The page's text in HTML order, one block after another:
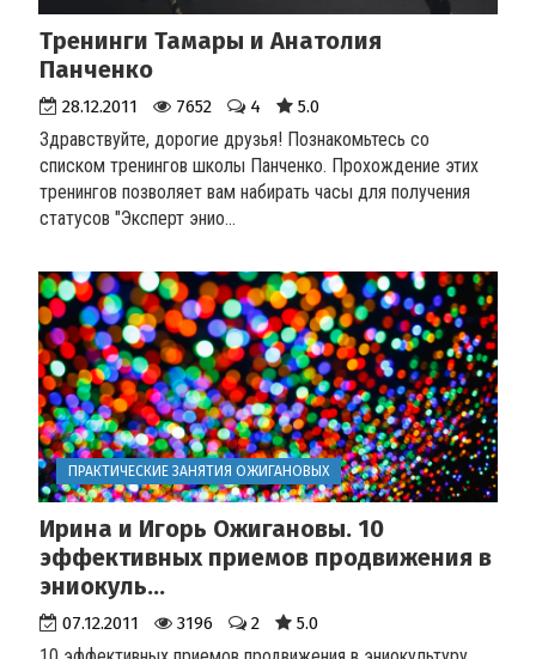
Тренинги Тамары и Анатолия
Панченко
28.12.2011 7652 4 5.0
Здравствуйте, дорогие друзья! Познакомьтесь со
списком тренингов школы Панченко. Прохождение этих
тренингов позволяет вам набирать часы для получения
статусов "Эксперт энио...
ПРАКТИЧЕСКИЕ ЗАНЯТИЯ ОЖИГАНОВЫХ
Ирина и Игорь Ожигановы. 10
эффективных приемов продвижения в
эниокуль...
07.12.2011 3196 2 5.0